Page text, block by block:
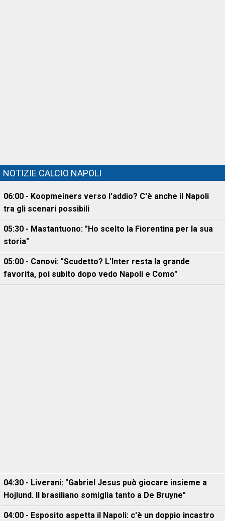
NOTIZIE CALCIO NAPOLI
06:00 - Koopmeiners verso l'addio? C'è anche il Napoli
tra gli scenari possibili
05:30 - Mastantuono: "Ho scelto la Fiorentina per la sua
storia"
05:00 - Canovi: "Scudetto? L'Inter resta la grande
favorita, poi subito dopo vedo Napoli e Como"
04:30 - Liverani: "Gabriel Jesus può giocare insieme a
Hojlund. Il brasiliano somiglia tanto a De Bruyne"
04:00 - Esposito aspetta il Napoli: c'è un doppio incastro